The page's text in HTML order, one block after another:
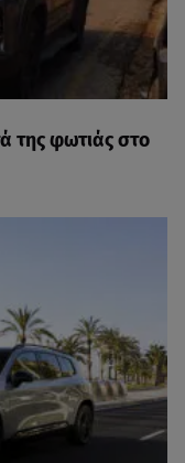
της φωτιάς στο